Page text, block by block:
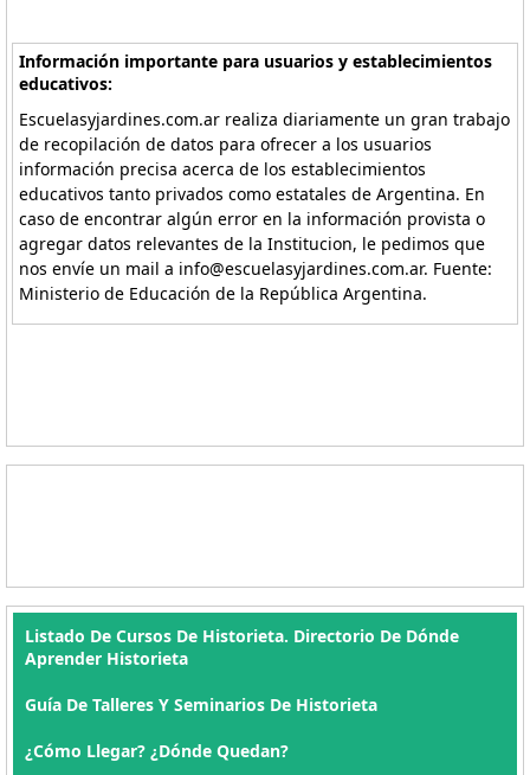
Información importante para usuarios y establecimientos
educativos:
Escuelasyjardines.com.ar realiza diariamente un gran trabajo
de recopilación de datos para ofrecer a los usuarios
información precisa acerca de los establecimientos
educativos tanto privados como estatales de Argentina. En
caso de encontrar algún error en la información provista o
agregar datos relevantes de la Institucion, le pedimos que
nos envíe un mail a info@escuelasyjardines.com.ar. Fuente:
Ministerio de Educación de la República Argentina.
Listado De Cursos De Historieta. Directorio De Dónde
Aprender Historieta
Guía De Talleres Y Seminarios De Historieta
¿Cómo Llegar? ¿Dónde Quedan?